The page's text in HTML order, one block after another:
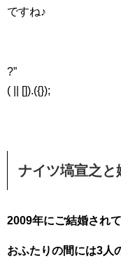
ですね♪
?”
( || []).({});
ナイツ塙宣之と
2009年にご結婚され
おふたりの間には3人